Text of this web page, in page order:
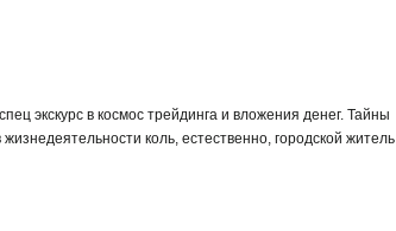
экскурс в космос трейдинга и вложения денег. Тайны
коль, естественно, городской житель